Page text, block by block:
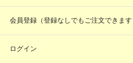
会員登録（登録なしでもご注文できます
ログイン